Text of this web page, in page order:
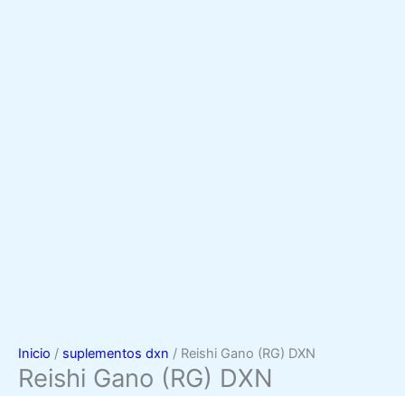
Inicio / suplementos dxn / Reishi Gano (RG) DXN
Reishi Gano (RG) DXN